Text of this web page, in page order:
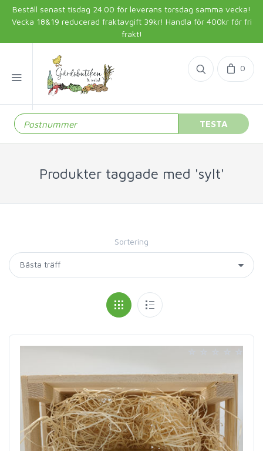
Beställ senast tisdag 24.00 för leverans torsdag samma vecka!
Vecka 18&19 reducerad fraktavgift 39kr! Handla för 400kr för fri
frakt!
0
TESTA
Produkter taggade med 'sylt'
Sortering